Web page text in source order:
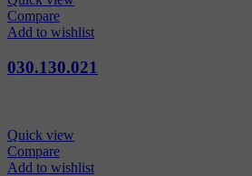
Compare
Add to wishlist
030.130.021
Quick view
Compare
Add to wishlist